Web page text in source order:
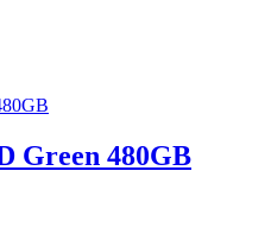
Green 480GB